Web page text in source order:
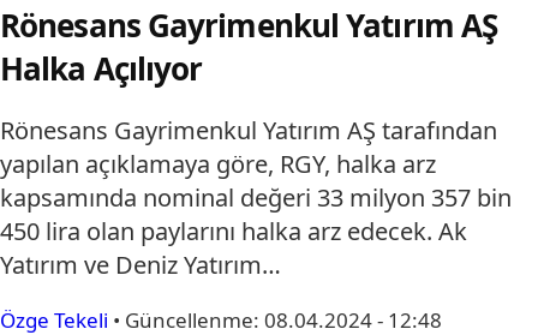
Rönesans Gayrimenkul Yatırım AŞ
Halka Açılıyor
Rönesans Gayrimenkul Yatırım AŞ tarafından
yapılan açıklamaya göre, RGY, halka arz
kapsamında nominal değeri 33 milyon 357 bin
450 lira olan paylarını halka arz edecek. Ak
Yatırım ve Deniz Yatırım…
Özge Tekeli • Güncellenme: 08.04.2024 - 12:48